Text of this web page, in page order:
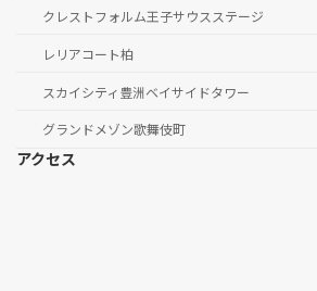
クレストフォルム王子サウスステージ
レリアコート柏
スカイシティ豊洲ベイサイドタワー
グランドメゾン歌舞伎町
アクセス